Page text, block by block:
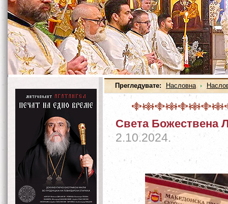
Прегледувате: Насловна
Света Божествена
2.10.2024.